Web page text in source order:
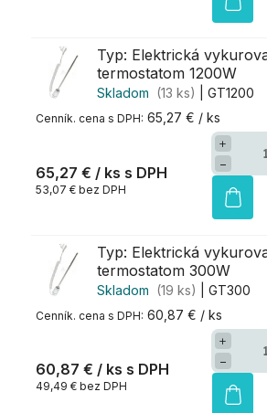
Typ: Elektrická
termostatom 1200W
Skladom (13 ks)
| GT1200
65,27 € / ks
65,27 € / ks
53,07 € bez DPH
+
−
Typ: Elektrická
termostatom 300W
Skladom (19 ks)
| GT300
60,87 € / ks
60,87 € / ks
49,49 € bez DPH
+
−